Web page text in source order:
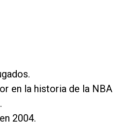
en la historia de la NBA
2004.